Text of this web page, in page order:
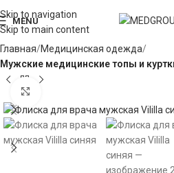
Skip to navigation
Skip to main content
MENU
Главная Медицинская одежда
Мужские медицинские топы и